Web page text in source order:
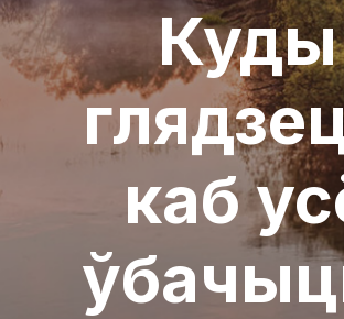
Куды
каб